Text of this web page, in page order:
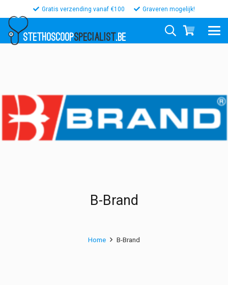
Gratis verzending vanaf €100 Graveren mogelijk!
STETHOSCOOPSPECIALIST.BE
B-Brand
Home B-Brand